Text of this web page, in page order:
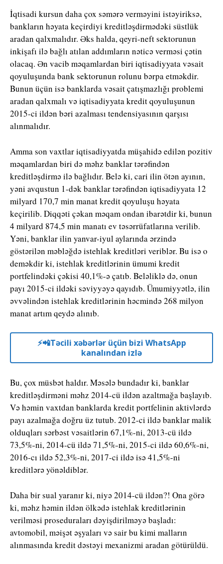
İqtisadi kursun daha çox səmərə verməyini istəyiriksə,
bankların həyata keçirdiyi kreditləşdirmədəki süstlük
aradan qalxmalıdır. Əks halda, qeyri-neft sektorunun
inkişafı ilə bağlı atılan addımların nəticə verməsi çətin
olacaq. Ən vacib məqamlardan biri iqtisadiyyata vəsait
qoyuluşunda bank sektorunun rolunu bərpa etməkdir.
Bunun üçün isə banklarda vəsait çatışmazlığı problemi
aradan qalxmalı və iqtisadiyyata kredit qoyuluşunun
2015-ci ildən bəri azalması tendensiyasının qarşısı
alınmalıdır.
Amma son vaxtlar iqtisadiyyatda müşahidə edilən pozitiv
məqamlardan biri də məhz banklar tərəfindən
kreditləşdirmə ilə bağlıdır. Belə ki, cari ilin ötən ayının,
yəni avqustun 1-dək banklar tərəfindən iqtisadiyyata 12
milyard 170,7 min manat kredit qoyuluşu həyata
keçirilib. Diqqəti çəkan məqam ondan ibarətdir ki, bunun
4 milyard 874,5 min manatı ev təsərrüfatlarına verilib.
Yəni, banklar ilin yanvar-iyul aylarında ərzində
göstərilən məbləğdə istehlak kreditləri veriblər. Bu isə o
deməkdir ki, istehlak kreditlərinin ümumi kredit
portfelindəki çəkisi 40,1%-ə çatıb. Beləliklə də, onun
payı 2015-ci ildəki səviyyəyə qayıdıb. Ümumiyyətlə, ilin
əvvəlindən istehlak kreditlərinin həcmində 268 milyon
manat artım qeydə alınıb.
⚡️📲Təcili xəbərlər üçün bizi WhatsApp
kanalından izlə
Bu, çox müsbət haldır. Məsələ bundadır ki, banklar
kreditləşdirməni məhz 2014-cü ildən azaltmağa başlayıb.
Və həmin vaxtdan banklarda kredit portfelinin aktivlərdə
payı azalmağa doğru üz tutub. 2012-ci ildə banklar malik
olduqları sərbəst vəsaitlərin 67,1%-ni, 2013-cü ildə
73,5%-ni, 2014-cü ildə 71,5%-ni, 2015-ci ildə 60,6%-ni,
2016-cı ildə 52,3%-ni, 2017-ci ildə isə 41,5%-ni
kreditlərə yönəldiblər.
Daha bir sual yaranır ki, niyə 2014-cü ildən?! Ona görə
ki, məhz həmin ildən ölkədə istehlak kreditlərinin
verilməsi proseduraları dəyişdirilməyə başladı:
avtomobil, məişət əşyaları və sair bu kimi malların
alınmasında kredit dəstəyi mexanizmi aradan götürüldü.